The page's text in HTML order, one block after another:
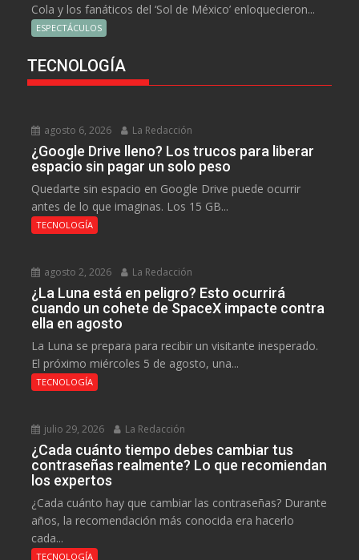
Cola y los fanáticos del ‘Sol de México’ enloquecieron...
ESPECTÁCULOS
TECNOLOGÍA
agosto 6, 2026 La Redacción
¿Google Drive lleno? Los trucos para liberar
espacio sin pagar un solo peso
Quedarte sin espacio en Google Drive puede ocurrir
antes de lo que imaginas. Los 15 GB...
TECNOLOGÍA
agosto 2, 2026 La Redacción
¿La Luna está en peligro? Esto ocurrirá
cuando un cohete de SpaceX impacte contra
ella en agosto
La Luna se prepara para recibir un visitante inesperado.
El próximo miércoles 5 de agosto, una...
TECNOLOGÍA
julio 29, 2026 La Redacción
¿Cada cuánto tiempo debes cambiar tus
contraseñas realmente? Lo que recomiendan
los expertos
¿Cada cuánto hay que cambiar las contraseñas? Durante
años, la recomendación más conocida era hacerlo
cada...
TECNOLOGÍA